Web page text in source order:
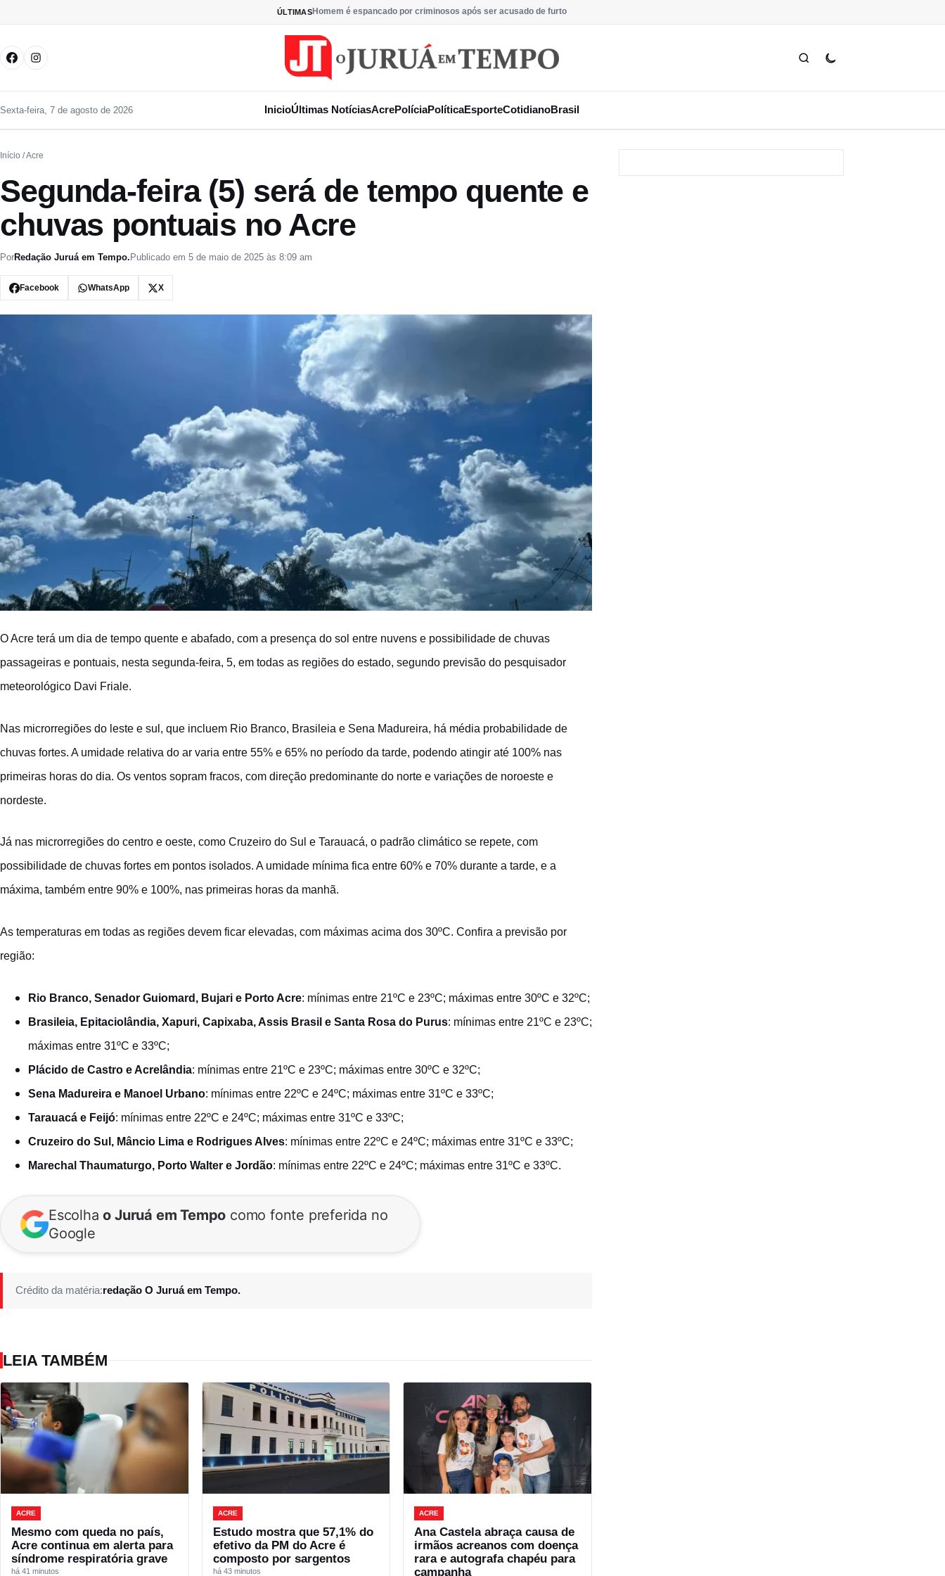
ÚLTIMASHomem é espancado por criminosos após ser acusado de furto
Sexta-feira, 7 de agosto de 2026 InicioÚltimas NotíciasAcrePolíciaPolíticaEsporteCotidianoBrasil
Início / Acre
Segunda-feira (5) será de tempo quente e
chuvas pontuais no Acre
PorRedação Juruá em Tempo. Publicado em 5 de maio de 2025 às 8:09 am
Facebook WhatsApp X
O Acre terá um dia de tempo quente e abafado, com a presença do sol entre nuvens e possibilidade de chuvas
passageiras e pontuais, nesta segunda-feira, 5, em todas as regiões do estado, segundo previsão do pesquisador
meteorológico Davi Friale.
Nas microrregiões do leste e sul, que incluem Rio Branco, Brasileia e Sena Madureira, há média probabilidade de
chuvas fortes. A umidade relativa do ar varia entre 55% e 65% no período da tarde, podendo atingir até 100% nas
primeiras horas do dia. Os ventos sopram fracos, com direção predominante do norte e variações de noroeste e
nordeste.
Já nas microrregiões do centro e oeste, como Cruzeiro do Sul e Tarauacá, o padrão climático se repete, com
possibilidade de chuvas fortes em pontos isolados. A umidade mínima fica entre 60% e 70% durante a tarde, e a
máxima, também entre 90% e 100%, nas primeiras horas da manhã.
As temperaturas em todas as regiões devem ficar elevadas, com máximas acima dos 30ºC. Confira a previsão por
região:
Rio Branco, Senador Guiomard, Bujari e Porto Acre: mínimas entre 21ºC e 23ºC; máximas entre 30ºC e 32ºC;
Brasileia, Epitaciolândia, Xapuri, Capixaba, Assis Brasil e Santa Rosa do Purus: mínimas entre 21ºC e 23ºC;
máximas entre 31ºC e 33ºC;
Plácido de Castro e Acrelândia: mínimas entre 21ºC e 23ºC; máximas entre 30ºC e 32ºC;
Sena Madureira e Manoel Urbano: mínimas entre 22ºC e 24ºC; máximas entre 31ºC e 33ºC;
Tarauacá e Feijó: mínimas entre 22ºC e 24ºC; máximas entre 31ºC e 33ºC;
Cruzeiro do Sul, Mâncio Lima e Rodrigues Alves: mínimas entre 22ºC e 24ºC; máximas entre 31ºC e 33ºC;
Marechal Thaumaturgo, Porto Walter e Jordão: mínimas entre 22ºC e 24ºC; máximas entre 31ºC e 33ºC.
Escolhao Juruá em Tempo como fonte preferida no
Google
Crédito da matéria:redação O Juruá em Tempo.
LEIA TAMBÉM
ACRE
Mesmo com queda no país,
Acre continua em alerta para
síndrome respiratória grave
há 41 minutos
ACRE
Estudo mostra que 57,1% do
efetivo da PM do Acre é
composto por sargentos
há 43 minutos
ACRE
Ana Castela abraça causa de
irmãos acreanos com doença
rara e autografa chapéu para
campanha